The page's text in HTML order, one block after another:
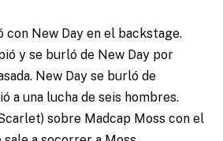
con New Day en el backstage.
y se burló de New Day por
New Day se burló de
a una lucha de seis hombres.
sobre Madcap Moss con el